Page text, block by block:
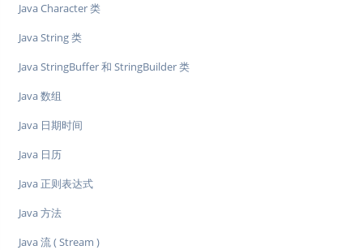
Java Character 类
Java String 类
Java StringBuffer 和 StringBuilder 类
Java 数组
Java 日期时间
Java 日历
Java 正则表达式
Java 方法
Java 流 ( Stream )